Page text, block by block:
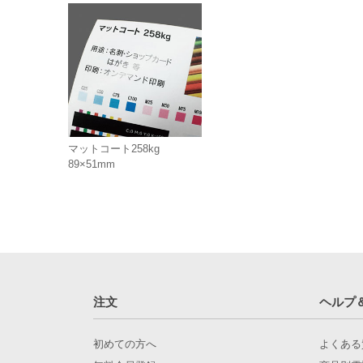
マットコート258kg
89×51mm
注文 ヘルプ
初めての方へ
よくある